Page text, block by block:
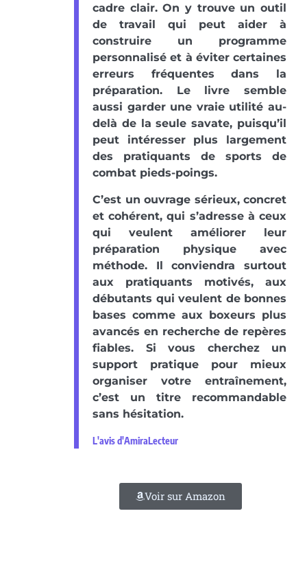
cadre clair. On y trouve un outil
de travail qui peut aider à
construire un programme
personnalisé et à éviter certaines
erreurs fréquentes dans la
préparation. Le livre semble
aussi garder une vraie utilité au-
delà de la seule savate, puisqu’il
peut intéresser plus largement
des pratiquants de sports de
combat pieds-poings.
C’est un ouvrage sérieux, concret
et cohérent, qui s’adresse à ceux
qui veulent améliorer leur
préparation physique avec
méthode. Il conviendra surtout
aux pratiquants motivés, aux
débutants qui veulent de bonnes
bases comme aux boxeurs plus
avancés en recherche de repères
fiables. Si vous cherchez un
support pratique pour mieux
organiser votre entraînement,
c’est un titre recommandable
sans hésitation.
L'avis d'AmiraLecteur
Voir sur Amazon